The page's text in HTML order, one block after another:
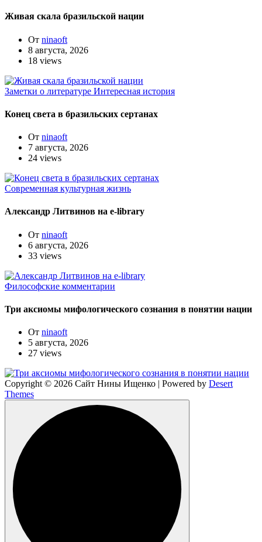
Живая скала бразильской нации
От ninaoft
8 августа, 2026
18 views
Заметки о литературе Интересная история
Конец света в бразильских сертанах
От ninaoft
7 августа, 2026
24 views
Современная культурная жизнь
Александр Литвинов на e-library
От ninaoft
6 августа, 2026
33 views
Философские комментарии
Три аксиомы мифологического сознания в понятии нации
От ninaoft
5 августа, 2026
27 views
Copyright © 2026 Сайт Нины Ищенко | Powered by Desert
Themes